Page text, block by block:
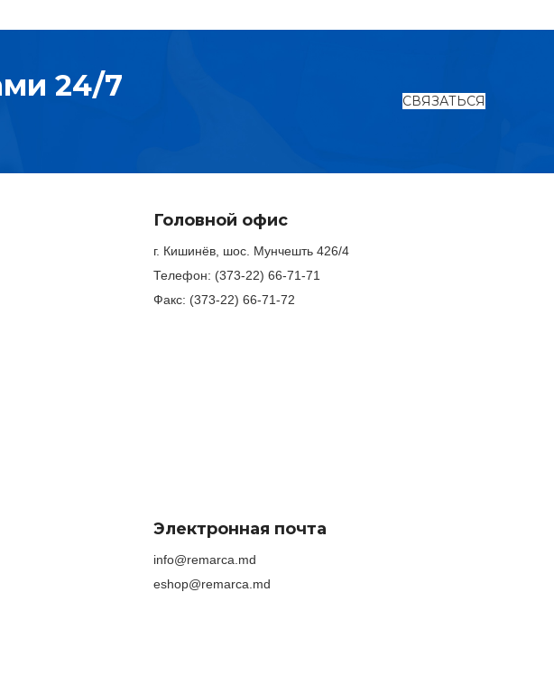
24/7 СВЯЗАТЬСЯ
Головной офис
г. Кишинёв, шос. Мунчешть 426/4
Телефон: (373-22) 66-71-71
Факс: (373-22) 66-71-72
Электронная почта
info@remarca.md
eshop@remarca.md